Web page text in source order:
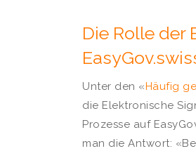
Die Rolle der
Unter den «Häufig
die Elektronische
Prozesse auf
man die Antwort: